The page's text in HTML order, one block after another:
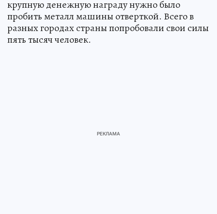
крупную денежную награду нужно было
пробить металл машины отверткой. Всего в
разных городах страны попробовали свои силы
пять тысяч человек.